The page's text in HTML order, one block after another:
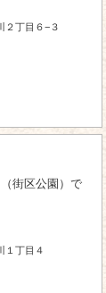
２丁目６−３
街区公園）で
１丁目４